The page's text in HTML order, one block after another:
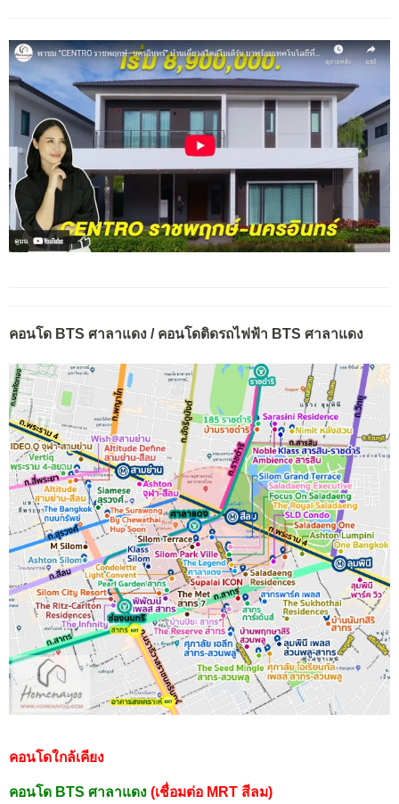
คอนโด BTS ศาลาแดง / คอนโดติดรถไฟฟ้า BTS ศาลาแดง
คอนโดใกล้เคียง
คอนโด BTS ศาลาแดง (เชื่อมต่อ MRT สีลม)